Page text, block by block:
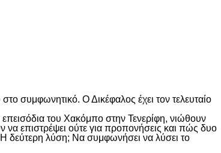
συμφωνητικό. Ο Δικέφαλος έχει τον τελευταίο
του Χακόμπο στην Τενερίφη, νιώθουν
να επιστρέψει ούτε για προπονήσεις και πώς δυο
δεύτερη λύση; Να συμφωνήσει να λύσει το